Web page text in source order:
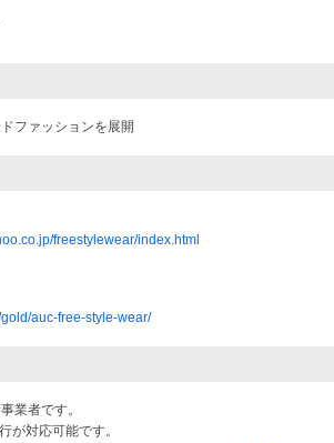
ファッションを展開
freestylewear/index.html
auc-free-style-wear/
業者です。
が対応可能です。